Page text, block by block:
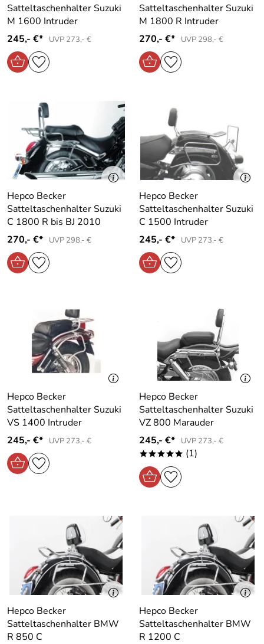
Satteltaschenhalter Suzuki
M 1600 Intruder
245,- €*
UVP 273,- €
Satteltaschenhalter Suzuki
M 1800 R Intruder
270,- €*
UVP 298,- €
Hepco Becker
Satteltaschenhalter Suzuki
C 1800 R bis BJ 2010
270,- €*
UVP 298,- €
Hepco Becker
Satteltaschenhalter Suzuki
C 1500 Intruder
245,- €*
UVP 273,- €
Hepco Becker
Satteltaschenhalter Suzuki
VS 1400 Intruder
245,- €*
UVP 273,- €
Hepco Becker
Satteltaschenhalter Suzuki
VZ 800 Marauder
245,- €*
UVP 273,- €
***** (1)
Hepco Becker
Satteltaschenhalter BMW
R 850 C
Hepco Becker
Satteltaschenhalter BMW
R 1200 C